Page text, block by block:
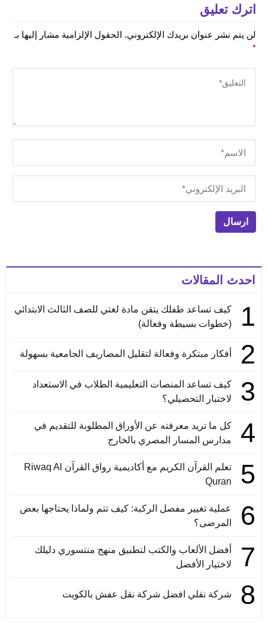
اترك تعليق
لن يتم نشر عنوان بريدك الإلكتروني. الحقول الإلزامية مشار إليها بـ
*
احدث المقالات
1
كيف تساعد طفلك يتقن مادة لغتي للصف الثالث الابتدائي
(خطوات بسيطة وفعالة)
2 أفكار مبتكرة وفعالة لتقليل المصاريف الجامعية بسهولة
3
كيف تساعد المنصات التعليمية الطلاب في الاستعداد
لاختبار التحصيلي؟
4
كل ما تريد معرفته عن الأوراق المطلوبة للتقديم في
مدارس المسار المصري بالخارج
5
تعلم القرآن الكريم مع أكاديمية رواق القرآن Riwaq Al
Quran
6
عملية تغيير مفصل الركبة: كيف تتم ولماذا يحتاجها بعض
المرضى؟
7
أفضل الألعاب والكتب لتطبيق منهج منتسوري دليلك
لاختيار الأفضل
8 شركة نقلي افضل شركة نقل عفش بالكويت